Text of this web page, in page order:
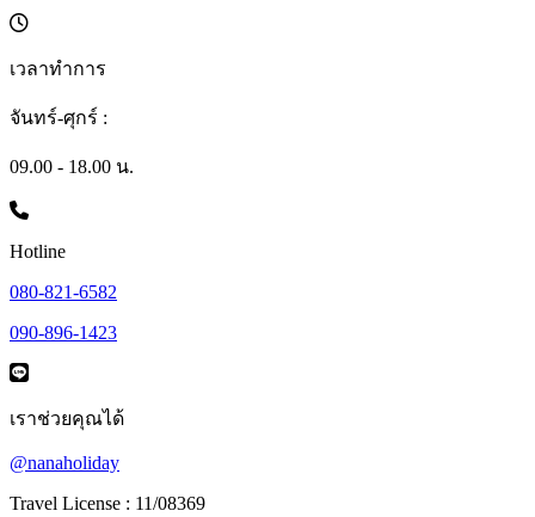
เวลาทำการ
จันทร์-ศุกร์ :
09.00 - 18.00 น.
Hotline
080-821-6582
090-896-1423
เราช่วยคุณได้
@nanaholiday
Travel License : 11/08369